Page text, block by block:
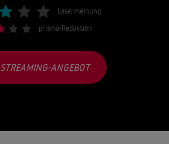
Lesermeinung
prisma-Redaktion
ANGEBOT